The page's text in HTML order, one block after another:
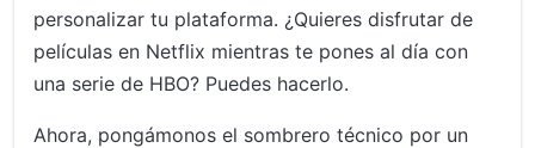
personalizar tu plataforma. ¿Quieres disfrutar de
películas en Netflix mientras te pones al día con
una serie de HBO? Puedes hacerlo.
Ahora, pongámonos el sombrero técnico por un